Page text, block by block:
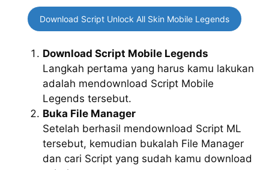
Download Script Unlock All Skin Mobile Legends
Download Script Mobile Legends
Langkah pertama yang harus kamu lakukan
adalah mendownload Script Mobile
Legends tersebut.
Buka File Manager
Setelah berhasil mendownload Script ML
tersebut, kemudian bukalah File Manager
dan cari Script yang sudah kamu download